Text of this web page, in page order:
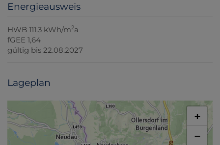
Energieausweis
HWB 111.3 kWh/m2a
fGEE 1,64
gültig bis 22.08.2027
Lageplan
+
−